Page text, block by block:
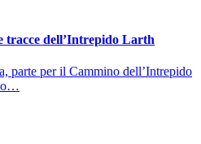
tracce dell’Intrepido Larth
parte per il Cammino dell’Intrepido